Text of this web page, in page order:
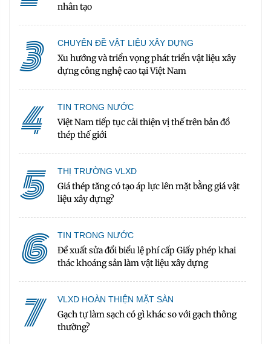
nhân tạo
3 CHUYÊN ĐỀ VẬT LIỆU XÂY DỰNG
Xu hướng và triển vọng phát triển vật liệu xây
dựng công nghệ cao tại Việt Nam
4 TIN TRONG NƯỚC
Việt Nam tiếp tục cải thiện vị thế trên bản đồ
thép thế giới
5 THỊ TRƯỜNG VLXD
Giá thép tăng có tạo áp lực lên mặt bằng giá vật
liệu xây dựng?
6 TIN TRONG NƯỚC
Đề xuất sửa đổi biểu lệ phí cấp Giấy phép khai
thác khoáng sản làm vật liệu xây dựng
7 VLXD HOÀN THIỆN MẶT SÀN
Gạch tự làm sạch có gì khác so với gạch thông
thường?